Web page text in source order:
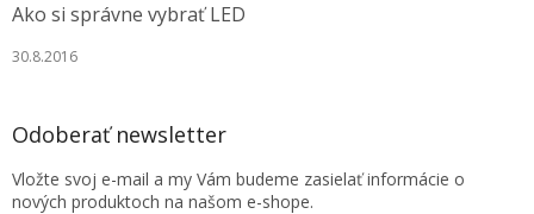
Ako si správne vybrať LED
30.8.2016
Odoberať newsletter
Vložte svoj e-mail a my Vám budeme zasielať informácie o
nových produktoch na našom e-shope.